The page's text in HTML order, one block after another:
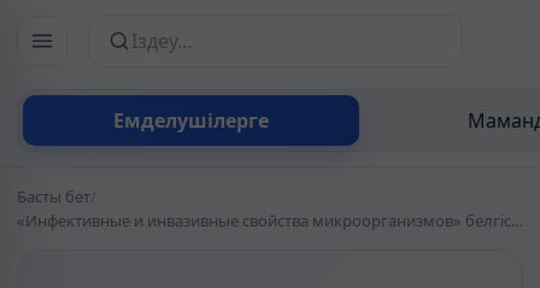
Емделушілерге
Сайттан іздеу
Басты бет/
«Инфективные и инвазивные свойства микроорганизмов» белгісіндегі материалдар